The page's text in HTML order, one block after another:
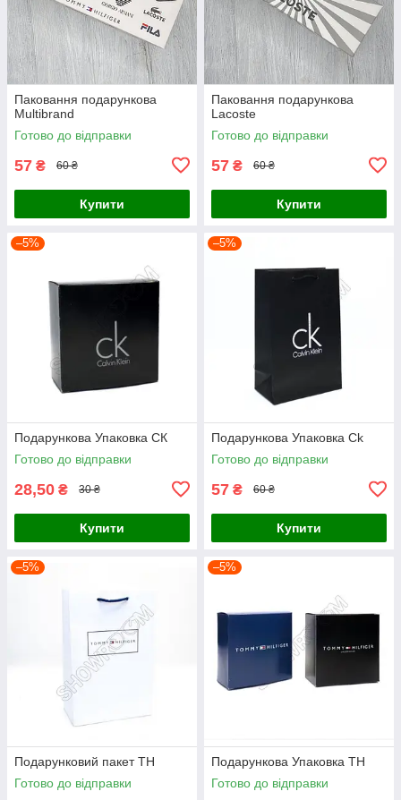
Паковання подарункова
Multibrand
Готово до відправки
57 ₴ 60 ₴
Купити
Паковання подарункова
Lacoste
Готово до відправки
57 ₴ 60 ₴
Купити
–5%
Подарункова Упаковка СК
Готово до відправки
28,50 ₴ 30 ₴
Купити
–5%
Подарункова Упаковка Ck
Готово до відправки
57 ₴ 60 ₴
Купити
–5%
Подарунковий пакет ТН
Готово до відправки
–5%
Подарункова Упаковка TH
Готово до відправки